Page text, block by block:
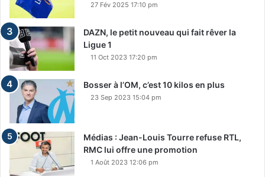
27 Fév 2025 17:10 pm
DAZN, le petit nouveau qui fait rêver la
Ligue 1
11 Oct 2023 17:20 pm
Bosser à l’OM, c’est 10 kilos en plus
23 Sep 2023 15:04 pm
Médias : Jean-Louis Tourre refuse RTL,
RMC lui offre une promotion
1 Août 2023 12:06 pm